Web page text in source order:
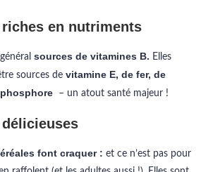
en nutriments
sources de vitamines B. Elles
sources de vitamine E, de fer, de
– un atout santé majeur !
font craquer : et ce n’est pas pour